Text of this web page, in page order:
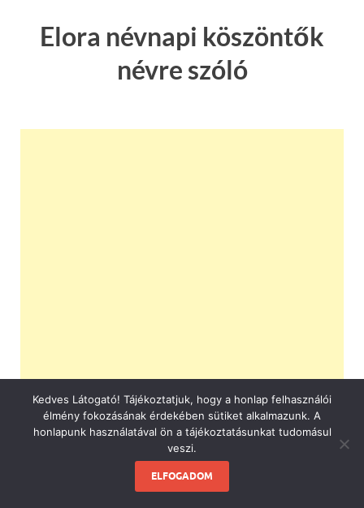
Elora névnapi köszöntők
névre szóló
Kedves Látogató! Tájékoztatjuk, hogy a honlap felhasználói
élmény fokozásának érdekében sütiket alkalmazunk. A
honlapunk használatával ön a tájékoztatásunkat tudomásul
veszi.
ELFOGADOM